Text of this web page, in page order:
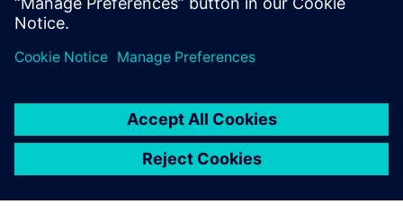
보십시오.